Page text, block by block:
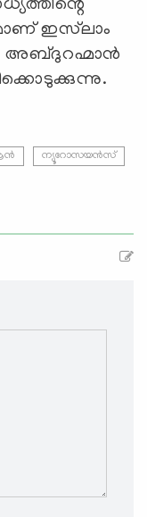
ഇസ്‌ലാം
അബ്ദുറഹ്മാൻ
ന്യൂറോസയൻസ്